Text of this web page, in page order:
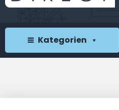
Kategorien